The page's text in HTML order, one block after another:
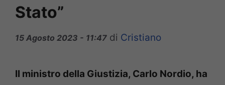
Stato”
15 Agosto 2023 - 11:47 di Cristiano
Il ministro della Giustizia, Carlo Nordio, ha